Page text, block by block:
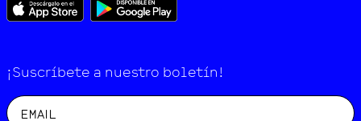
¡Suscríbete a nuestro boletín!